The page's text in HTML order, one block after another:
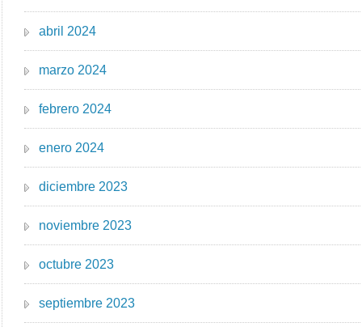
abril 2024
marzo 2024
febrero 2024
enero 2024
diciembre 2023
noviembre 2023
octubre 2023
septiembre 2023